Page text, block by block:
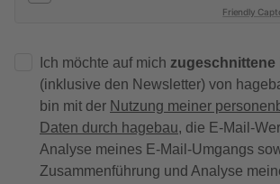
Friendly
Ich möchte auf mich zugeschnittene
(inklusive den Newsletter) von
bin mit der Nutzung meiner
Daten durch hagebau, die E-Mail-
Analyse meines E-Mail-Umgangs
Zusammenführung und Analyse